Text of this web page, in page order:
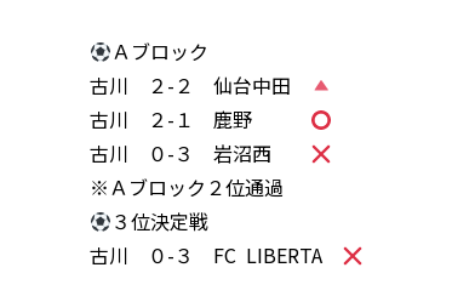
Ａブロック
古川 ２-２ 仙台中田
古川 ２-１ 鹿野
古川 ０-３ 岩沼西
※Ａブロック２位通過
３位決定戦
古川 ０-３ FC LIBERTA